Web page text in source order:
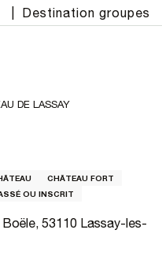
Destination groupes
DE LASSAY
CHÂTEAU FORT
OU INSCRIT
Boële, 53110 Lassay-les-